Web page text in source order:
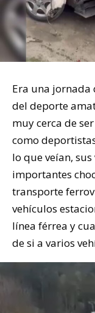
Era una jornada
del deporte
muy cerca de
como
lo que veían,
importantes
transporte
vehículos
línea férrea y
de si a varios